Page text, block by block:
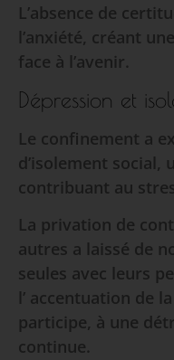
L’absence de
l’anxiété, créant
face à l’avenir.
Dépression et
Le confinement a
d’isolement
contribuant au
La privation de
autres a laissé de
seules avec leurs
l’ accentuation de
participe, à une
continue.